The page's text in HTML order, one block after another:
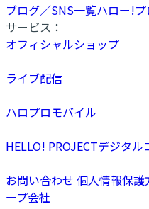
ブログ／SNS一覧ハロー!
サービス：
オフィシャルショップ
ライブ配信
ハロプロモバイル
HELLO! PROJECTデジタル
お問い合わせ 個人情報保護
ープ会社